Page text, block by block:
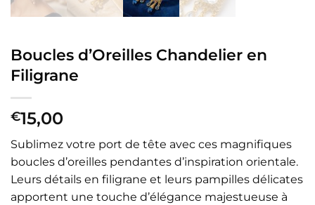
Boucles d’Oreilles Chandelier en
Filigrane
€15,00
Sublimez votre port de tête avec ces magnifiques
boucles d’oreilles pendantes d’inspiration orientale.
Leurs détails en filigrane et leurs pampilles délicates
apportent une touche d’élégance majestueuse à